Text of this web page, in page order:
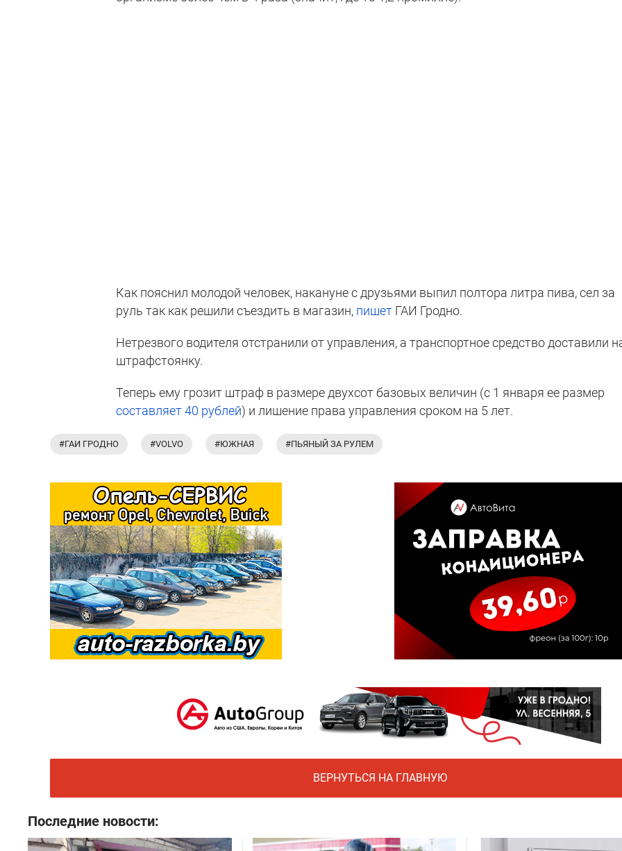
Как пояснил молодой человек, накануне с друзьями выпил полтора литра пива, сел за
руль так как решили съездить в магазин, пишет ГАИ Гродно.
Нетрезвого водителя отстранили от управления, а транспортное средство доставили
штрафстоянку.
Теперь ему грозит штраф в размере двухсот базовых величин (с 1 января ее размер
составляет 40 рублей) и лишение права управления сроком на 5 лет.
#ГАИ ГРОДНО #VOLVO #ЮЖНАЯ #ПЬЯНЫЙ ЗА РУЛЕМ
ВЕРНУТЬСЯ НА ГЛАВНУЮ
Последние новости: